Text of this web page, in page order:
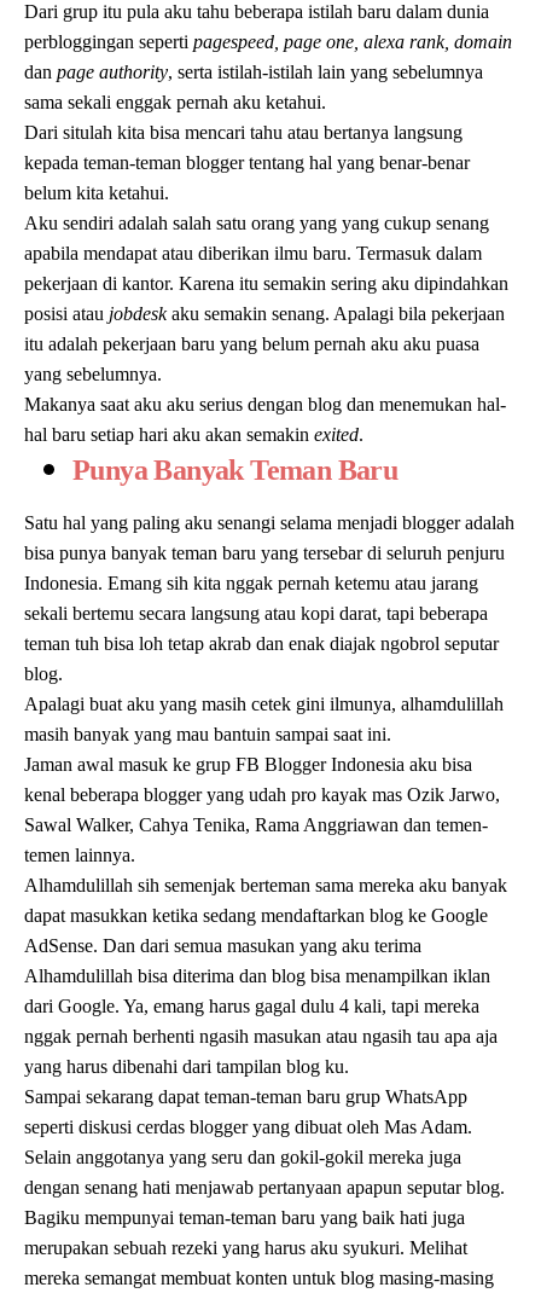
Dari grup itu pula aku tahu beberapa istilah baru dalam dunia
perbloggingan seperti pagespeed, page one, alexa rank, domain
dan page authority, serta istilah-istilah lain yang sebelumnya
sama sekali enggak pernah aku ketahui.
Dari situlah kita bisa mencari tahu atau bertanya langsung
kepada teman-teman blogger tentang hal yang benar-benar
belum kita ketahui.
Aku sendiri adalah salah satu orang yang yang cukup senang
apabila mendapat atau diberikan ilmu baru. Termasuk dalam
pekerjaan di kantor. Karena itu semakin sering aku dipindahkan
posisi atau jobdeskaku semakin senang. Apalagi bila pekerjaan
itu adalah pekerjaan baru yang belum pernah aku aku puasa
yang sebelumnya.
Makanya saat aku aku serius dengan blog dan menemukan hal-
hal baru setiap hari aku akan semakin exited.
Punya Banyak Teman Baru
Satu hal yang paling aku senangi selama menjadi blogger adalah
bisa punya banyak teman baru yang tersebar di seluruh penjuru
Indonesia. Emang sih kita nggak pernah ketemu atau jarang
sekali bertemu secara langsung atau kopi darat, tapi beberapa
teman tuh bisa loh tetap akrab dan enak diajak ngobrol seputar
blog.
Apalagi buat aku yang masih cetek gini ilmunya, alhamdulillah
masih banyak yang mau bantuin sampai saat ini.
Jaman awal masuk ke grup FB Blogger Indonesia aku bisa
kenal beberapa blogger yang udah pro kayak mas Ozik Jarwo,
Sawal Walker, Cahya Tenika, Rama Anggriawan dan temen-
temen lainnya.
Alhamdulillah sih semenjak berteman sama mereka aku banyak
dapat masukkan ketika sedang mendaftarkan blog ke Google
AdSense. Dan dari semua masukan yang aku terima
Alhamdulillah bisa diterima dan blog bisa menampilkan iklan
dari Google. Ya, emang harus gagal dulu 4 kali, tapi mereka
nggak pernah berhenti ngasih masukan atau ngasih tau apa aja
yang harus dibenahi dari tampilan blog ku.
Sampai sekarang dapat teman-teman baru grup WhatsApp
seperti diskusi cerdas blogger yang dibuat oleh Mas Adam.
Selain anggotanya yang seru dan gokil-gokil mereka juga
dengan senang hati menjawab pertanyaan apapun seputar blog.
Bagiku mempunyai teman-teman baru yang baik hati juga
merupakan sebuah rezeki yang harus aku syukuri. Melihat
mereka semangat membuat konten untuk blog masing-masing